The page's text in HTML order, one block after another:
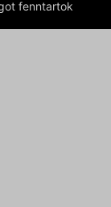
fenntartok